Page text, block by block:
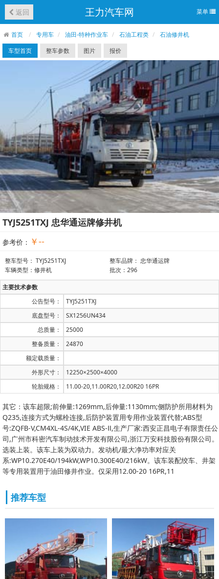
返回 王力汽车网 菜单
首页 专用车 油田-特种作业车 石油工程类
石油修井机
车型首页
整车参数 图片 报价
TYJ5251TXJ 忠华通运牌修井机
参考价： ￥--
整车型号： TYJ5251TXJ
整车品牌： 忠华通运牌
车辆类型：修井机
批次：296
主要技术参数
公告型号：
TYJ5251TXJ
底盘型号：
SX1256UN434
总质量：
25000
整备质量：
24870
额定载质量：
外形尺寸：
12250×2500×4000
轮胎规格：
11.00-20,11.00R20,12.00R20 16PR
其它：该车超限;前伸量:1269mm,后伸量:1130mm;侧防护所用材料为
Q235,连接方式为螺栓连接,后防护装置用专用作业装置代替;ABS型
号:ZQFB-V,CM4XL-4S/4K,VIE ABS-Ⅱ,生产厂家:西安正昌电子有限责任公
司,广州市科密汽车制动技术开发有限公司,浙江万安科技股份有限公司。
选装上装。该车上装为双动力。发动机/最大净功率对应关
系:WP10.270E40/194kW,WP10.300E40/216kW。该车装配绞车、井架
等专用装置用于油田修井作业。仅采用12.00-20 16PR,11
推荐车型